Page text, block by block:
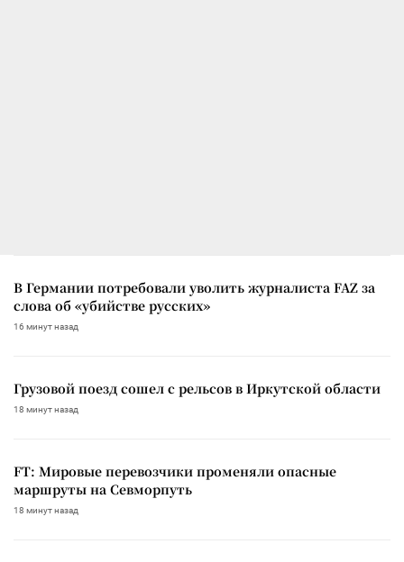
В Германии потребовали уволить журналиста FAZ за
слова об «убийстве русских»
16 минут назад
Грузовой поезд сошел с рельсов в Иркутской области
18 минут назад
FT: Мировые перевозчики променяли опасные
маршруты на Севморпуть
18 минут назад